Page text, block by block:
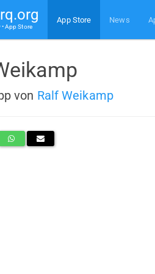
App Store
App Store News
von Ralf Weikamp